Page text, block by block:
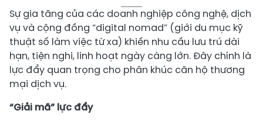
​Sự gia tăng của các doanh nghiệp công nghệ, dịch
vụ và cộng đồng “digital nomad” (giới du mục kỹ
thuật số làm việc từ xa) khiến nhu cầu lưu trú dài
hạn, tiện nghi, linh hoạt ngày càng lớn. Đây chính là
lực đẩy quan trọng cho phân khúc căn hộ thương
mại dịch vụ.
“Giải mã” lực đẩy